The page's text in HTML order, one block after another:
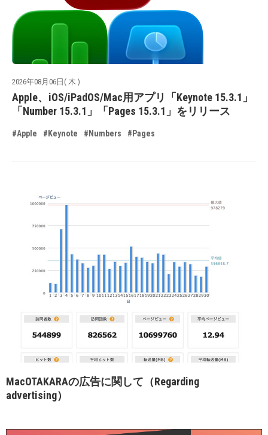
2026年08月06日( 木 )
Apple、iOS/iPadOS/Mac用アプリ「Keynote 15.3.1」
「Number 15.3.1」「Pages 15.3.1」をリリース
#Apple #Keynote #Numbers #Pages
MacOTAKARAの広告に関して（Regarding
advertising）